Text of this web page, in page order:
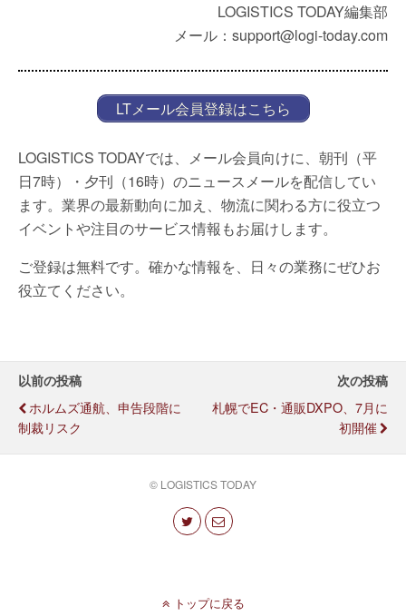
LOGISTICS TODAY編集部
メール：support@logi-today.com
LTメール会員登録はこちら
LOGISTICS TODAYでは、メール会員向けに、朝刊（平
日7時）・夕刊（16時）のニュースメールを配信してい
ます。業界の最新動向に加え、物流に関わる方に役立つ
イベントや注目のサービス情報もお届けします。
ご登録は無料です。確かな情報を、日々の業務にぜひお
役立てください。
以前の投稿
ホルムズ通航、申告段階に
制裁リスク
次の投稿
札幌でEC・通販DXPO、7月に
初開催
© LOGISTICS TODAY
トップに戻る